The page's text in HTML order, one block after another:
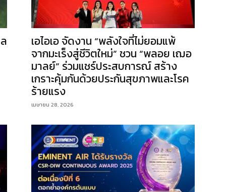
เอไอเอ จัดงาน “พลังใจที่ไม่ยอมแพ้
จากมะเร็งสู่ชีวิตใหม่” ชวน “พลอย เฌอ
มาลย์” ร่วมแชร์ประสบการณ์ สร้าง
เกราะคุ้มกันด้วยประกันสุขภาพและโรค
ร้ายแรง
เมษายน 28, 2026